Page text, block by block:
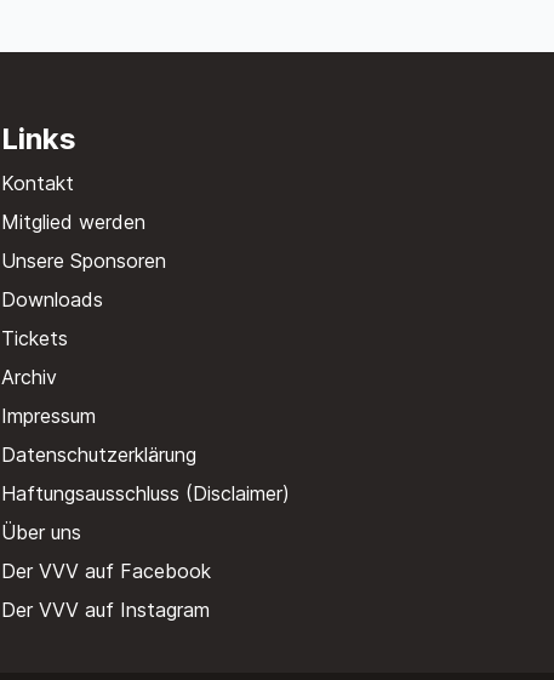
Links
Kontakt
Mitglied werden
Unsere Sponsoren
Downloads
Tickets
Archiv
Impressum
Datenschutzerklärung
Haftungsausschluss (Disclaimer)
Über uns
Der VVV auf Facebook
Der VVV auf Instagram